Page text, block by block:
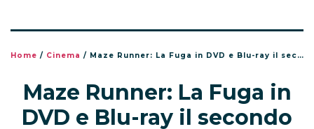
Home / Cinema / Maze Runner: La Fuga in DVD e Blu-ray il secondo capitolo della trilogia!
Maze Runner: La Fuga in
DVD e Blu-ray il secondo